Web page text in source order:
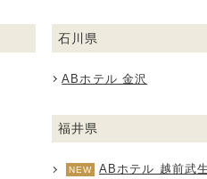
石川県
ABホテル 金沢
福井県
ABホテル 越前武生